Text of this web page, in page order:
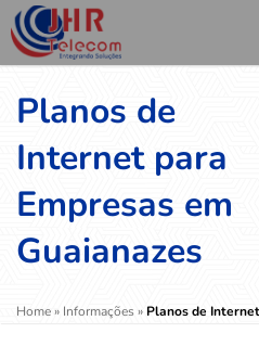
Planos de
Internet para
Empresas em
Guaianazes
Home» Informações» Planos de